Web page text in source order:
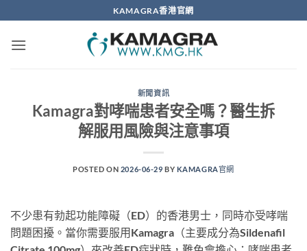
to
content
KAMAGRA香港官網
新聞資訊
Kamagra對哮喘患者安全嗎？醫生拆
解服用風險與注意事項
POSTED ON 2026-06-29 BY KAMAGRA官網
不少患有勃起功能障礙（ED）的香港男士，同時亦受哮喘
問題困擾。當你需要服用Kamagra（主要成分為Sildenafil